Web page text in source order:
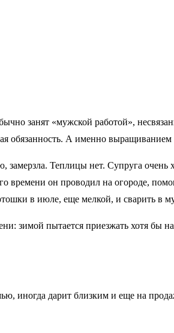
занят «мужской работой»,
обязанность. А именно выращиванием
Теплицы нет. Супруга
времени он проводил на огороде,
в июле, еще мелкой, и сварить в
зимой пытается приезжать хотя бы
иногда дарит близким и еще на